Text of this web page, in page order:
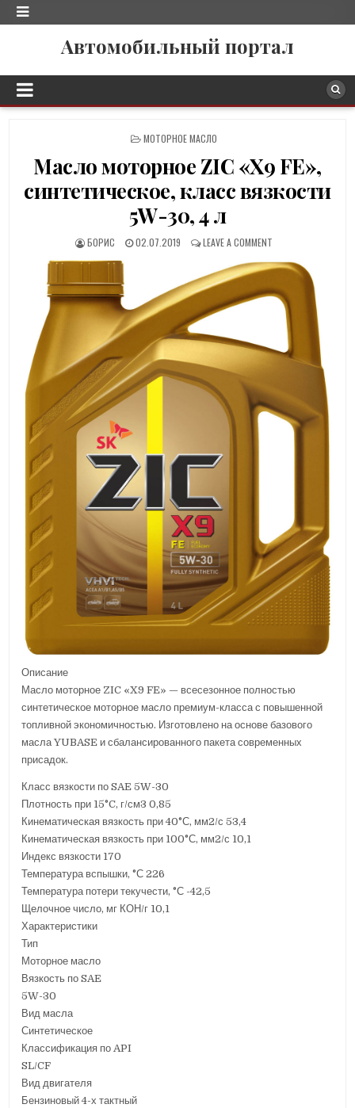
Автомобильный портал
P
S
T
E
D
I
МОТОРНОЕ МАСЛО
Масло моторное ZIC «X9 FE»,
синтетическое, класс вязкости
5W-30, 4 л
БОРИС 02.07.2019 LEAVE A COMMENT
Описание
Масло моторное ZIC «X9 FE» — всесезонное полностью
синтетическое моторное масло премиум-класса с повышенной
топливной экономичностью. Изготовлено на основе базового
масла YUBASE и сбалансированного пакета современных
присадок.
Класс вязкости по SAE 5W-30
Плотность при 15°C, г/см3 0,85
Кинематическая вязкость при 40°С, мм2/с 53,4
Кинематическая вязкость при 100°С, мм2/с 10,1
Индекс вязкости 170
Температура вспышки, °С 226
Температура потери текучести, °С -42,5
Щелочное число, мг КОН/г 10,1
Характеристики
Тип
Моторное масло
Вязкость по SAE
5W-30
Вид масла
Синтетическое
Классификация по API
SL/CF
Вид двигателя
Бензиновый 4-х тактный